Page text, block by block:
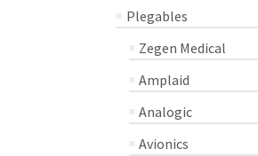
Plegables
Zegen Medical
Amplaid
Analogic
Avionics